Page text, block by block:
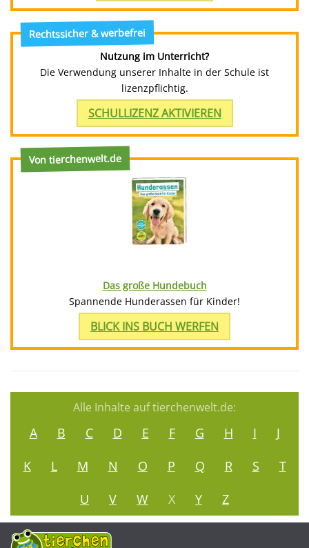
Rechtssicher & werbefrei
Nutzung im Unterricht?
Die Verwendung unserer Inhalte in der Schule ist
lizenzpflichtig.
SCHULLIZENZ AKTIVIEREN
Von tierchenwelt.de
Das große Hundebuch
Spannende Hunderassen für Kinder!
BLICK INS BUCH WERFEN
Alle Inhalte auf tierchenwelt.de:
A B C D E F G H I
J
K
L M N O P Q R S
T
U
V W X Y Z